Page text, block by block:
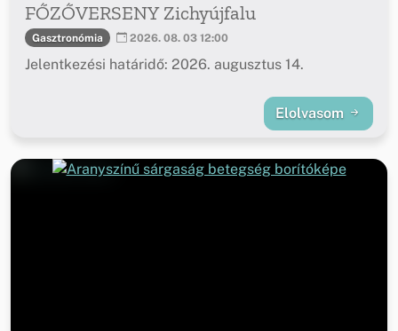
FŐZŐVERSENY Zichyújfalu
Gasztronómia 2026. 08. 03 12:00
Jelentkezési határidő: 2026. augusztus 14.
Elolvasom